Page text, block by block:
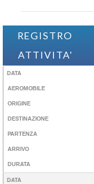
REGISTRO
ATTIVITA'
DATA
AEROMOBILE
ORIGINE
DESTINAZIONE
PARTENZA
ARRIVO
DURATA
DATA